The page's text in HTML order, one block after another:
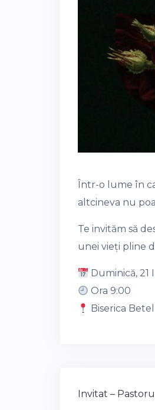
Într-o lume în
altcineva nu
Te invităm să
unei vieți pline
Duminică, 21
Ora 9:00
Biserica
Post
Invitat –